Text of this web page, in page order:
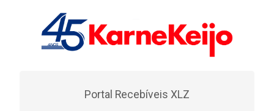
Portal Recebíveis XLZ